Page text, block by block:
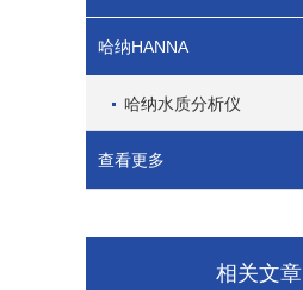
哈纳HANNA
哈纳水质分析仪
查看更多
相关文章